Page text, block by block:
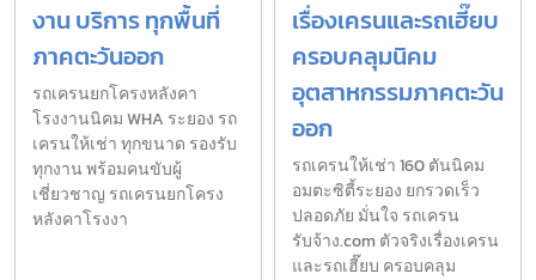
งาน บริการ ทุกพื้นที่
ภาคตะวันออก
รถเครนยกโครงหลังคา
โรงงานนิคม WHA ระยอง รถ
เครนให้เช่า ทุกขนาด รองรับ
ทุกงาน พร้อมคนขับผู้
เชี่ยวชาญ รถเครนยกโครง
หลังคาโรงงา
เรื่องเครนและรถเฮี๊ยบ
ครอบคลุมนิคม
อุตสาหกรรมภาคตะวัน
ออก
รถเครนให้เช่า 160 ตันนิคม
อมตะซิตี้ระยอง ยกรวดเร็ว
ปลอดภัย มั่นใจ รถเครน
รับจ้าง.com ตัวจริงเรื่องเครน
และรถเฮี๊ยบ ครอบคลุม